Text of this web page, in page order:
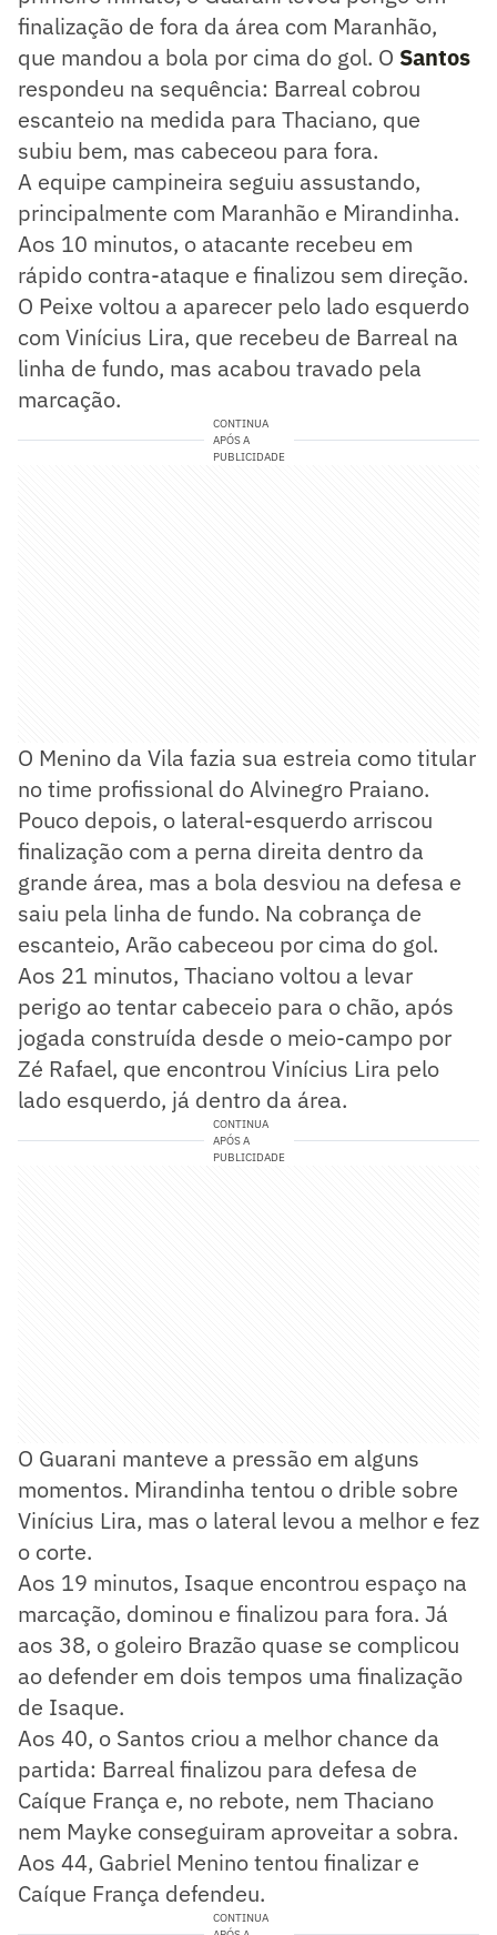
finalização de fora da área com Maranhão,
que mandou a bola por cima do gol. O Santos
respondeu na sequência: Barreal cobrou
escanteio na medida para Thaciano, que
subiu bem, mas cabeceou para fora.
A equipe campineira seguiu assustando,
principalmente com Maranhão e Mirandinha.
Aos 10 minutos, o atacante recebeu em
rápido contra-ataque e finalizou sem direção.
O Peixe voltou a aparecer pelo lado esquerdo
com Vinícius Lira, que recebeu de Barreal na
linha de fundo, mas acabou travado pela
marcação.
CONTINUA
APÓS A
PUBLICIDADE
O Menino da Vila fazia sua estreia como titular
no time profissional do Alvinegro Praiano.
Pouco depois, o lateral-esquerdo arriscou
finalização com a perna direita dentro da
grande área, mas a bola desviou na defesa e
saiu pela linha de fundo. Na cobrança de
escanteio, Arão cabeceou por cima do gol.
Aos 21 minutos, Thaciano voltou a levar
perigo ao tentar cabeceio para o chão, após
jogada construída desde o meio-campo por
Zé Rafael, que encontrou Vinícius Lira pelo
lado esquerdo, já dentro da área.
CONTINUA
APÓS A
PUBLICIDADE
O Guarani manteve a pressão em alguns
momentos. Mirandinha tentou o drible sobre
Vinícius Lira, mas o lateral levou a melhor e fez
o corte.
Aos 19 minutos, Isaque encontrou espaço na
marcação, dominou e finalizou para fora. Já
aos 38, o goleiro Brazão quase se complicou
ao defender em dois tempos uma finalização
de Isaque.
Aos 40, o Santos criou a melhor chance da
partida: Barreal finalizou para defesa de
Caíque França e, no rebote, nem Thaciano
nem Mayke conseguiram aproveitar a sobra.
Aos 44, Gabriel Menino tentou finalizar e
Caíque França defendeu.
CONTINUA